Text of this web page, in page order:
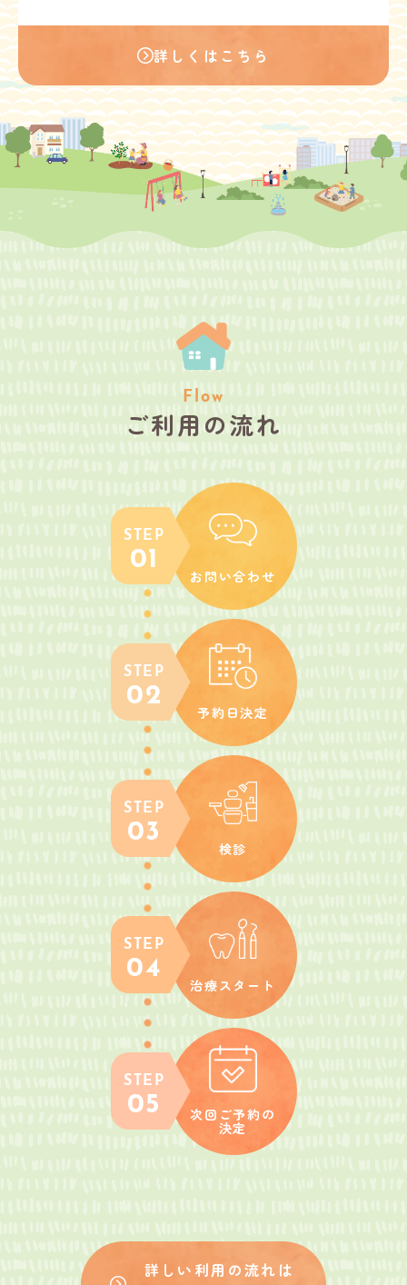
詳しくはこちら
Flow
ご利用の流れ
STEP
01
お問い合わせ
STEP
02
予約日決定
STEP
03
検診
STEP
04
治療スタート
STEP
05 次回ご予約の
決定
詳しい利用の流れは